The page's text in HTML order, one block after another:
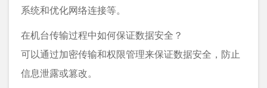
系统和优化网络连接等。
在机台传输过程中如何保证数据安全？
可以通过加密传输和权限管理来保证数据安全，防止
信息泄露或篡改。